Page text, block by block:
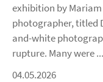
exhibition by
photographer, titled
and-white
rupture. Many were ...
04.05.2026